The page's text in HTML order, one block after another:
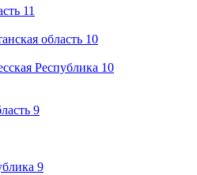
11
область 10
Республика 10
9
9